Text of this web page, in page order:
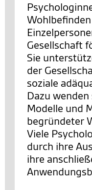
Gesellschaft
Sie
der
soziale
Dazu
Modelle und
begründeter
Viele
durch ihre
ihre